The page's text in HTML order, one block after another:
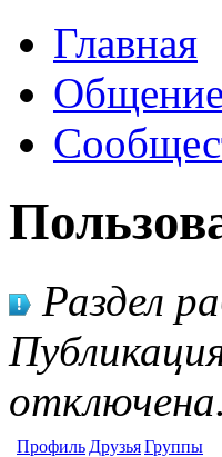
Главная
Общение
Раздел
отключена.
Профиль ДрузьяГруппы